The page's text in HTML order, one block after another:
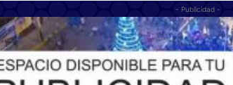
- Publicidad -